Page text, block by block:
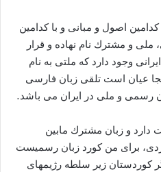
اصول و مبانی و با کدامین
و مشترك نام نهاده و قرار
وجود دارد كه‌ ملتی به‌ نام
عیان است تلقی زبان فارسی
رسمی و ملی در ایران می باشد.
و زبان مشترك مابین
برای من كورد زبان رسمیست
كوردستان زیر سلطه‌ رژیمهای